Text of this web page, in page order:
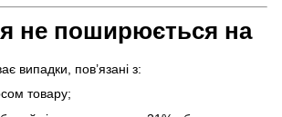
не поширюється на
випадки, пов’язані з:
товару;